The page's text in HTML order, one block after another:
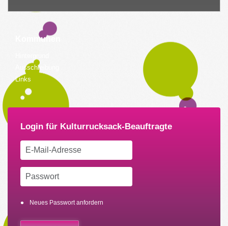
Kommunen
Ausschreibung
Links
Neues Passwort anfordern